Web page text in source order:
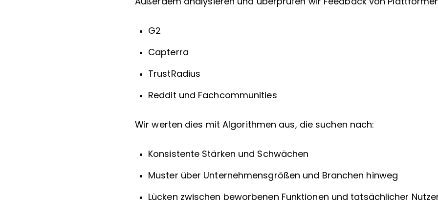
G2
Capterra
TrustRadius
Reddit und Fachcommunities
Wir werten dies mit Algorithmen aus, die suchen nach:
Konsistente Stärken und Schwächen
Muster über Unternehmensgrößen und Branchen hinweg
Lücken zwischen beworbenen Funktionen und tatsächlicher